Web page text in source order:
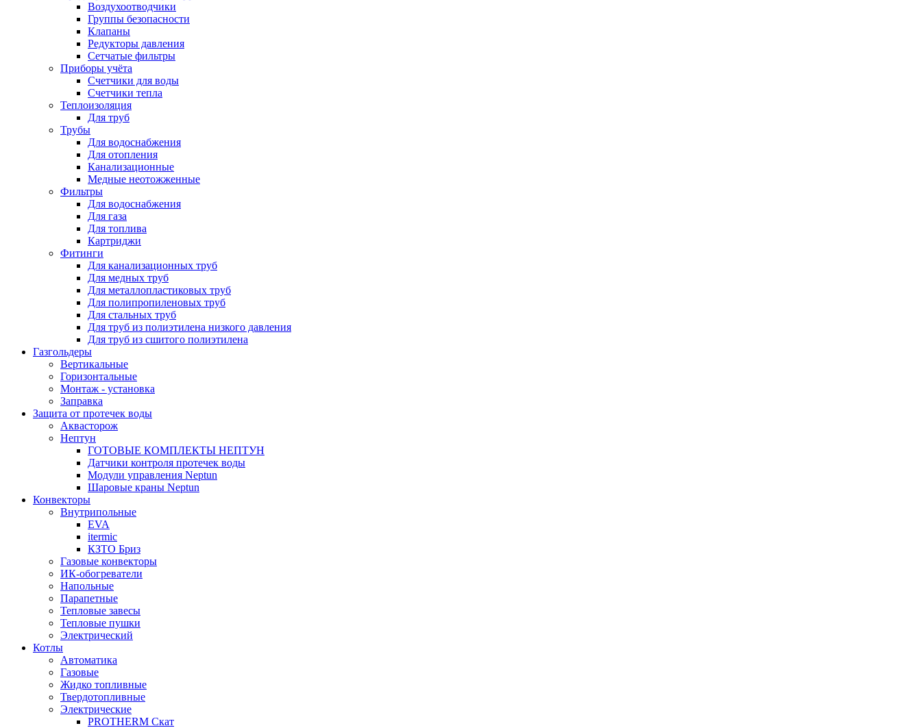
Воздухоотводчики
Группы безопасности
Клапаны
Редукторы давления
Сетчатые фильтры
Приборы учёта
Счетчики для воды
Счетчики тепла
Теплоизоляция
Для труб
Трубы
Для водоснабжения
Для отопления
Канализационные
Медные неотожженные
Фильтры
Для водоснабжения
Для газа
Для топлива
Картриджи
Фитинги
Для канализационных труб
Для медных труб
Для металлопластиковых труб
Для полипропиленовых труб
Для стальных труб
Для труб из полиэтилена низкого давления
Для труб из сшитого полиэтилена
Газгольдеры
Вертикальные
Горизонтальные
Монтаж - установка
Заправка
Защита от протечек воды
Аквасторож
Нептун
ГОТОВЫЕ КОМПЛЕКТЫ НЕПТУН
Датчики контроля протечек воды
Модули управления Neptun
Шаровые краны Neptun
Конвекторы
Внутрипольные
EVA
itermic
КЗТО Бриз
Газовые конвекторы
ИК-обогреватели
Напольные
Парапетные
Тепловые завесы
Тепловые пушки
Электрический
Котлы
Автоматика
Газовые
Жидко топливные
Твердотопливные
Электрические
PROTHERM Скат